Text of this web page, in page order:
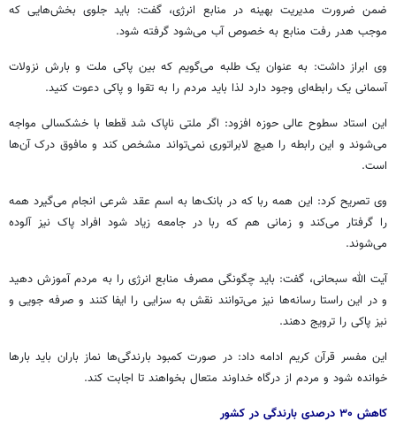
ضمن ضرورت مدیریت بهینه در منابع انرژی، گفت: باید جلوی بخش‌هایی که
موجب هدر رفت منابع به خصوص آب می‌شود گرفته شود.
وی ابراز داشت: به عنوان یک طلبه می‌گویم که بین پاکی ملت و بارش نزولات
آسمانی یک رابطه‌ای وجود دارد لذا باید مردم را به تقوا و پاکی دعوت کنید.
این استاد سطوح عالی حوزه افزود: اگر ملتی ناپاک شد قطعا با خشکسالی مواجه
می‌شوند و این رابطه را هیچ لابراتوری نمی‌تواند مشخص کند و مافوق درک آن‌ها
است.
وی تصریح کرد: این همه ربا که در بانک‌ها به اسم عقد شرعی انجام می‌گیرد همه
را گرفتار می‌کند و زمانی هم که ربا در جامعه زیاد شود افراد پاک نیز آلوده
می‌شوند.
آیت الله سبحانی، گفت: باید چگونگی مصرف منابع انرژی را به مردم آموزش دهید
و در این راستا رسانه‌ها نیز می‌توانند نقش به سزایی را ایفا کنند و صرفه جویی و
نیز پاکی را ترویج دهند.
این مفسر قرآن کریم ادامه داد: در صورت کمبود بارندگی‌ها نماز باران باید بارها
خوانده شود و مردم از درگاه خداوند متعال بخواهند تا اجابت کند.
کاهش ۳۰ درصدی بارندگی در کشور